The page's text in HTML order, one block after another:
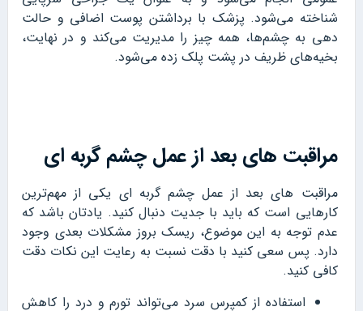
شناخته می‌شود. پزشک با برداشتن پوست اضافی و حالت
دهی به چشم‌ها، همه چیز را مدیریت می‌کند و در نهایت،
بخیه‌های ظریف در پشت پلک زده می‌شود.
مراقبت های بعد از عمل چشم گربه ای
مراقبت های بعد از عمل چشم گربه ای یکی از مهم‌ترین
کارهایی است که باید با جدیت دنبال کنید. یادتان باشد که
عدم توجه به این موضوع، ریسک بروز مشکلات بعدی وجود
دارد. پس سعی کنید با دقت نسبت به رعایت این نکات دقت
کافی کنید.
استفاده از کمپرس سرد می‌تواند تورم و درد را کاهش